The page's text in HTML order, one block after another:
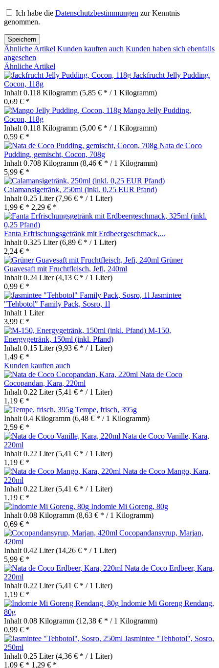
Ich habe die Datenschutzbestimmungen zur Kenntnis
genommen.
Speichern
Ähnliche Artikel Kunden kauften auch Kunden haben sich ebenfalls
angesehen
Ähnliche Artikel
Jackfrucht Jelly Pudding,
Cocon, 118g
Inhalt 0.118 Kilogramm (5,85 € * / 1 Kilogramm)
0,69 € *
Mango Jelly Pudding,
Cocon, 118g
Inhalt 0.118 Kilogramm (5,00 € * / 1 Kilogramm)
0,59 € *
Nata de Coco
Pudding, gemischt, Cocon, 708g
Inhalt 0.708 Kilogramm (8,46 € * / 1 Kilogramm)
5,99 € *
Calamansigetränk, 250ml (inkl. 0,25 EUR Pfand)
Inhalt 0.25 Liter(7,96 € * / 1 Liter)
1,99 € * 2,29 € *
Fanta Erfrischungsgetränk mit Erdbeergeschmack,...
Inhalt 0.325 Liter(6,89 € * / 1 Liter)
2,24 € *
Grüner
Guavesaft mit Fruchtfleisch, Jefi, 240ml
Inhalt 0.24 Liter(4,13 € * / 1 Liter)
0,99 € *
Jasmintee
"Tehbotol" Family Pack, Sosro, 1l
Inhalt 1 Liter
3,99 € *
M-150,
Energygetränk, 150ml (inkl. Pfand)
Inhalt 0.15 Liter(9,93 € * / 1 Liter)
1,49 € *
Kunden kauften auch
Nata de Coco
Cocopandan, Kara, 220ml
Inhalt 0.22 Liter(5,41 € * / 1 Liter)
1,19 € *
Tempe, frisch, 395g
Inhalt 0.4 Kilogramm (6,48 € * / 1 Kilogramm)
2,59 € *
Nata de Coco Vanille, Kara,
220ml
Inhalt 0.22 Liter(5,41 € * / 1 Liter)
1,19 € *
Nata de Coco Mango, Kara,
220ml
Inhalt 0.22 Liter(5,41 € * / 1 Liter)
1,19 € *
Indomie Mi Goreng, 80g
Inhalt 0.08 Kilogramm (8,63 € * / 1 Kilogramm)
0,69 € *
Cocopandansyrup, Marjan,
420ml
Inhalt 0.42 Liter(14,26 € * / 1 Liter)
5,99 € *
Nata de Coco Erdbeer, Kara,
220ml
Inhalt 0.22 Liter(5,41 € * / 1 Liter)
1,19 € *
Indomie Mi Goreng Rendang,
80g
Inhalt 0.08 Kilogramm (12,38 € * / 1 Kilogramm)
0,99 € *
Jasmintee "Tehbotol", Sosro,
250ml
Inhalt 0.25 Liter(4,36 € * / 1 Liter)
1,09 € * 1,29 € *